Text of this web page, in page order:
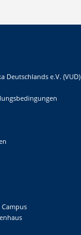
Deutschlands e.V. (VUD)